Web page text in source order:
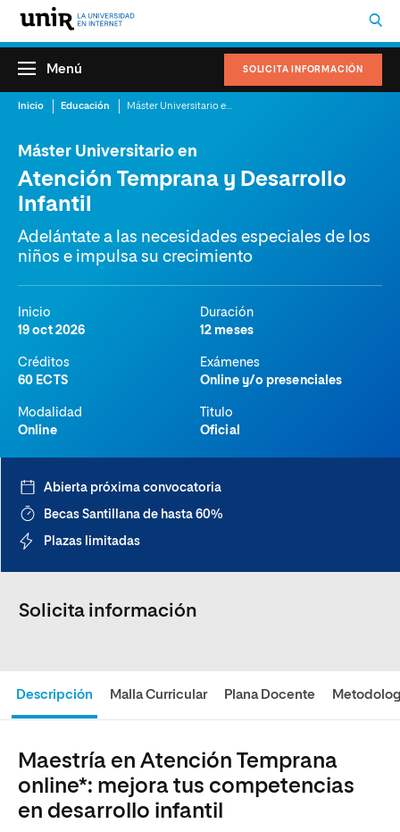
SOLICITA INFORMACIÓN
Menú
Inicio Educación
Máster Universitario en
Atención Temprana y Desarrollo
Infantil
Adelántate a las necesidades especiales de los
niños e impulsa su crecimiento
Inicio
19 oct 2026
Duración
12 meses
Créditos
60 ECTS
Exámenes
Online y/o presenciales
Modalidad
Online
Titulo
Oficial
Descripción Malla Curricular Plana Docente
Maestría en Atención Temprana
online*: mejora tus competencias
en desarrollo infantil
Abierta próxima convocatoria
Becas Santillana de hasta 60%
Plazas limitadas
Solicita información